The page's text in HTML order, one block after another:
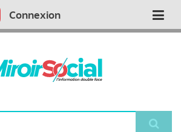
Connexion